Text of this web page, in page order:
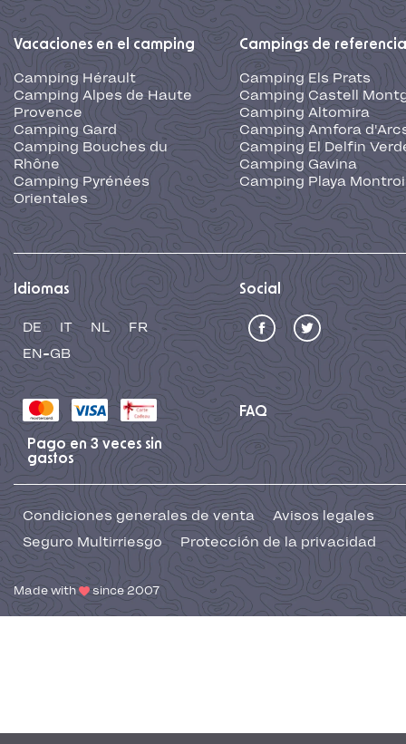
Vacaciones en el camping
Camping Hérault
Camping Alpes de Haute
Provence
Camping Gard
Camping Bouches du
Rhône
Camping Pyrénées
Orientales
Campings de referencia
Camping Els Prats
Camping Castell
Camping Altomira
Camping Amfora
Camping El Delfin
Camping Gavina
Camping Playa
Idiomas
DE IT NL
FR
EN-GB
Social
FAQ
Pago en 3 veces sin
gastos
Condiciones generales de venta
Avisos legales
Seguro Multirriesgo
Protección de la privacidad
Made with since 2007